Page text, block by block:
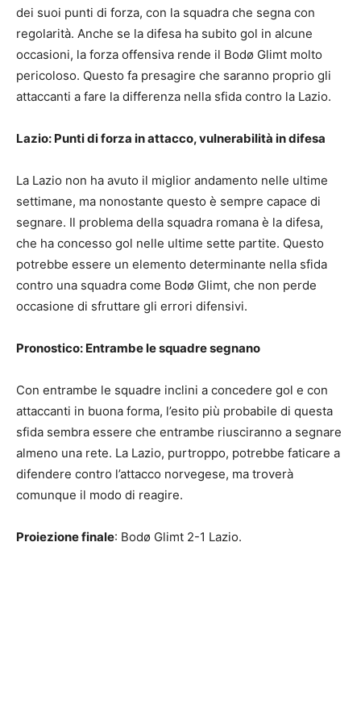
dei suoi punti di forza, con la squadra che segna con
regolarità. Anche se la difesa ha subito gol in alcune
occasioni, la forza offensiva rende il Bodø Glimt molto
pericoloso. Questo fa presagire che saranno proprio gli
attaccanti a fare la differenza nella sfida contro la Lazio.
Lazio: Punti di forza in attacco, vulnerabilità in difesa
La Lazio non ha avuto il miglior andamento nelle ultime
settimane, ma nonostante questo è sempre capace di
segnare. Il problema della squadra romana è la difesa,
che ha concesso gol nelle ultime sette partite. Questo
potrebbe essere un elemento determinante nella sfida
contro una squadra come Bodø Glimt, che non perde
occasione di sfruttare gli errori difensivi.
Pronostico: Entrambe le squadre segnano
Con entrambe le squadre inclini a concedere gol e con
attaccanti in buona forma, l’esito più probabile di questa
sfida sembra essere che entrambe riusciranno a segnare
almeno una rete. La Lazio, purtroppo, potrebbe faticare a
difendere contro l’attacco norvegese, ma troverà
comunque il modo di reagire.
Proiezione finale: Bodø Glimt 2-1 Lazio.